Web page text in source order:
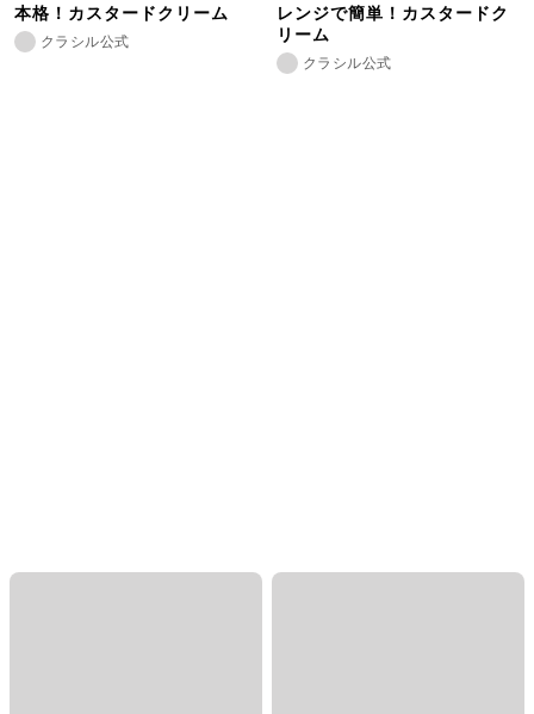
本格！カスタードクリーム
クラシル公式
レンジで簡単！カスタードク
リーム
クラシル公式